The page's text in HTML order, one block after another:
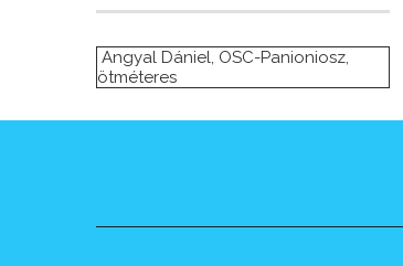
Angyal Dániel, OSC-Panioniosz,
ötméteres